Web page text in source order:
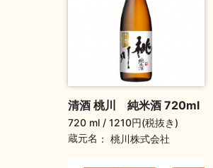
清酒 桃川 純米酒 720ml
720 ml
1210円(税抜き)
蔵元名
桃川株式会社